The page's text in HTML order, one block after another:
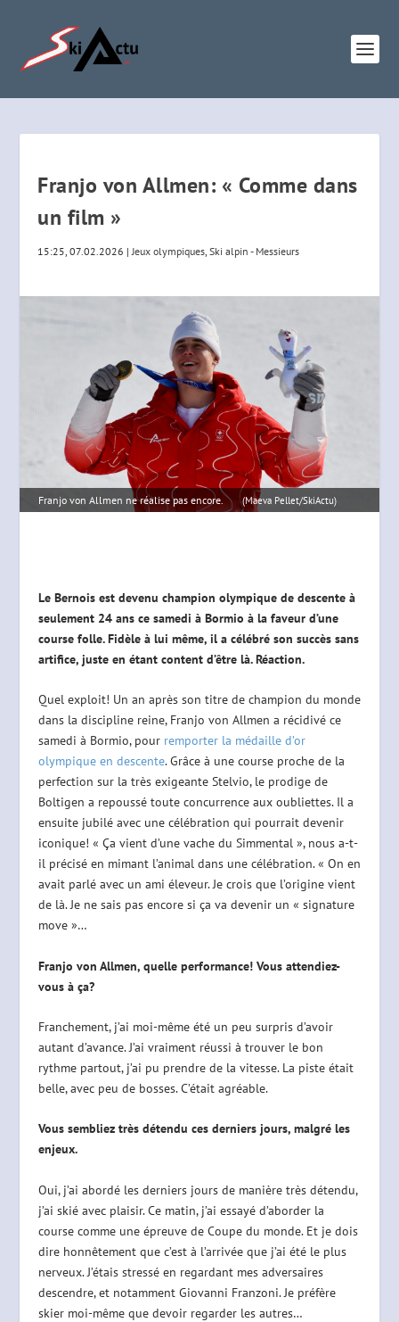
Franjo von Allmen: « Comme dans
un film »
15:25, 07.02.2026 |Jeux olympiques,Ski alpin - Messieurs
Franjo von Allmen ne réalise pas encore. (Maeva Pellet/SkiActu)
Le Bernois est devenu champion olympique de descente à
seulement 24 ans ce samedi à Bormio à la faveur d’une
course folle. Fidèle à lui même, il a célébré son succès sans
artifice, juste en étant content d’être là. Réaction.
Quel exploit! Un an après son titre de champion du monde
dans la discipline reine, Franjo von Allmen a récidivé ce
samedi à Bormio, pour remporter la médaille d’or
olympique en descente. Grâce à une course proche de la
perfection sur la très exigeante Stelvio, le prodige de
Boltigen a repoussé toute concurrence aux oubliettes. Il a
ensuite jubilé avec une célébration qui pourrait devenir
iconique! « Ça vient d’une vache du Simmental », nous a-t-
il précisé en mimant l’animal dans une célébration. « On en
avait parlé avec un ami éleveur. Je crois que l’origine vient
de là. Je ne sais pas encore si ça va devenir un « signature
move »…
Franjo von Allmen, quelle performance! Vous attendiez-
vous à ça?
Franchement, j’ai moi-même été un peu surpris d’avoir
autant d’avance. J’ai vraiment réussi à trouver le bon
rythme partout, j’ai pu prendre de la vitesse. La piste était
belle, avec peu de bosses. C’était agréable.
Vous sembliez très détendu ces derniers jours, malgré les
enjeux.
Oui, j’ai abordé les derniers jours de manière très détendu,
j’ai skié avec plaisir. Ce matin, j’ai essayé d’aborder la
course comme une épreuve de Coupe du monde. Et je dois
dire honnêtement que c’est à l’arrivée que j’ai été le plus
nerveux. J’étais stressé en regardant mes adversaires
descendre, et notamment Giovanni Franzoni. Je préfère
skier moi-même que devoir regarder les autres…